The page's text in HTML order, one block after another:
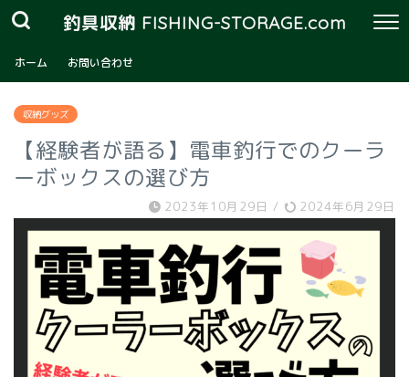
釣具収納 FISHING-STORAGE.com
ホーム お問い合わせ
収納グッズ
【経験者が語る】電車釣行でのクーラ
ーボックスの選び方
2023年10月29日 / 2024年6月29日